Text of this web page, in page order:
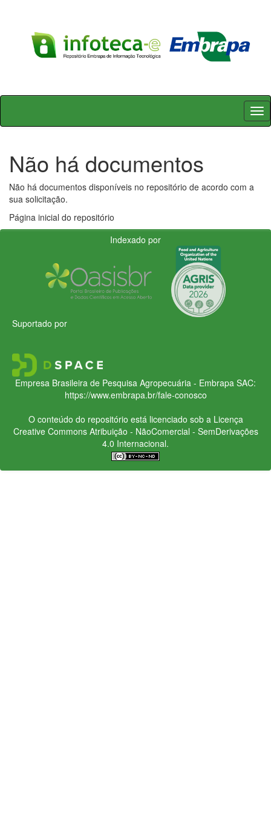
Skip
Não há documentos
Não há documentos disponíveis no repositório de acordo com a
sua solicitação.
Página inicial do repositório
Indexado por
Suportado por
Empresa Brasileira de Pesquisa Agropecuária - Embrapa SAC:
https://www.embrapa.br/fale-conosco
O conteúdo do repositório está licenciado sob a Licença
Creative CommonsAtribuição - NãoComercial - SemDerivações
4.0 Internacional.